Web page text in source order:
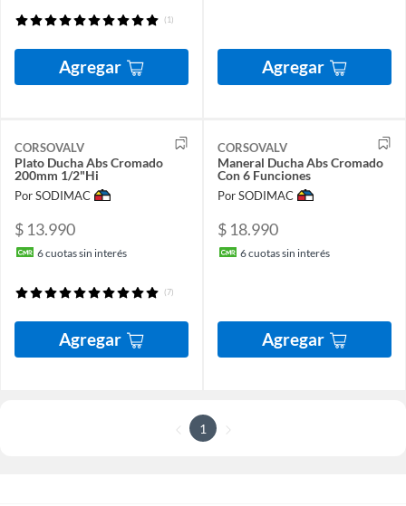
(1)
Agregar Agregar
CORSOVALV
Plato Ducha Abs Cromado
200mm 1/2"Hi
Por SODIMAC
$ 13.990
6cuotas sin interés
(7)
Agregar
CORSOVALV
Maneral Ducha Abs Cromado
Con 6 Funciones
Por SODIMAC
$ 18.990
6cuotas sin interés
Agregar
1